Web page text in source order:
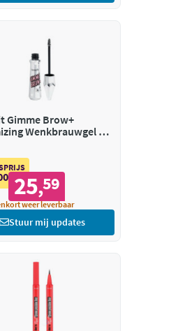
Gimme Brow+
Wenkbrauwgel 4.5
Neutral Deep Brown
25,59
weer leverbaar
Stuur mij updates